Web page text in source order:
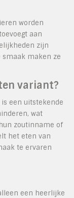
worden
aan
zijn
maken ze
variant?
een uitstekende
wat
zoutinname of
het eten van
te ervaren
een heerlijke